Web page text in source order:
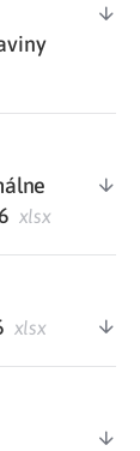
xlsx
xlsx